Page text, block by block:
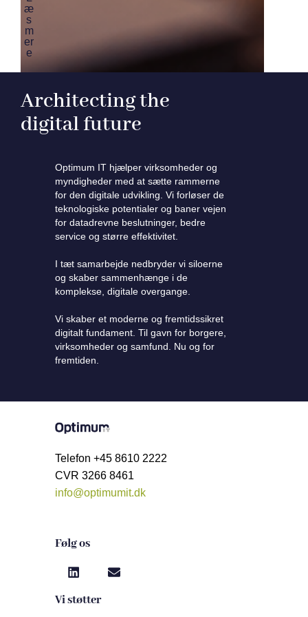
æ
s
m
er
e
Architecting the
digital future
Optimum IT hjælper virksomheder og
myndigheder med at sætte rammerne
for den digitale udvikling. Vi forløser de
teknologiske potentialer og baner vejen
for datadrevne beslutninger, bedre
service og større effektivitet.
I tæt samarbejde nedbryder vi siloerne
og skaber sammenhænge i de
komplekse, digitale overgange.
Vi skaber et moderne og fremtidssikret
digitalt fundament. Til gavn for borgere,
virksomheder og samfund. Nu og for
fremtiden.
Telefon +45 8610 2222
CVR 3266 8461
info@optimumit.dk
Følg os
Vi støtter